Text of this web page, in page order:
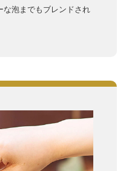
泡までもブレンドされ